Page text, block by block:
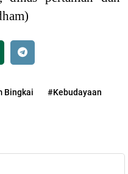
Bingkai
#Kebudayaan